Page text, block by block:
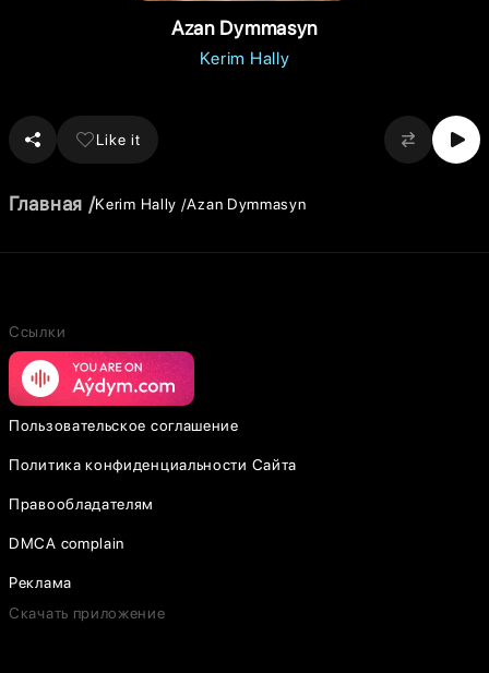
Azan Dymmasyn
Kerim Hally
Like it
Главная Kerim Hally Azan Dymmasyn
Ссылки
Пользовательское соглашение
Политика конфиденциальности Сайта
Правообладателям
DMCA complain
Реклама
Скачать приложение